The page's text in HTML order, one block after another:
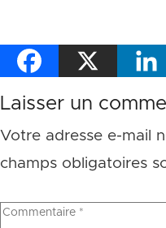
Laisser un
Votre adresse e-mail
champs obligatoires